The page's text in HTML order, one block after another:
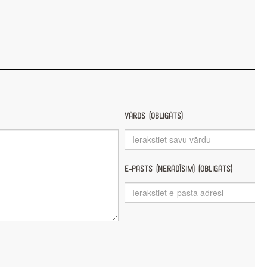
Vārds (obligāts)
E-pasts (nerādīsim) (obligāts)